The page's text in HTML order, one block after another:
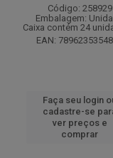
Código: 258929
Embalagem:
Caixa contém 24
EAN:
Faça seu login
cadastre-se
ver preços e
comprar